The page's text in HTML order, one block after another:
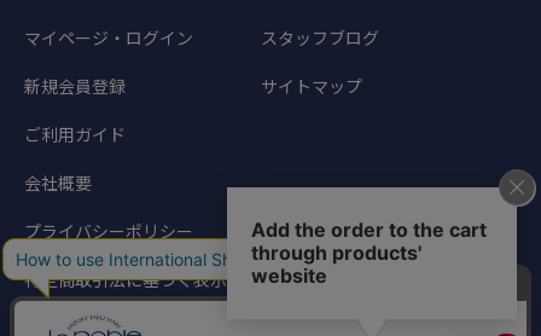
マイページ・ログイン
新規会員登録
ご利用ガイド
会社概要
プライバシーポリシー
特定商取引法に基づく表示
スタッフブログ
サイトマップ